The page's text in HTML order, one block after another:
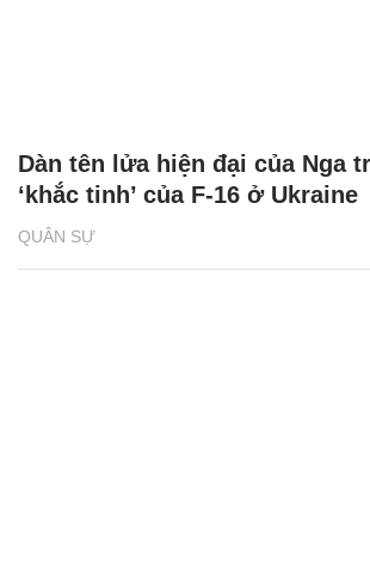
QUÂN SỰ
Dàn tên lửa hiện đại của Nga
‘khắc tinh’ của F-16 ở Ukraine